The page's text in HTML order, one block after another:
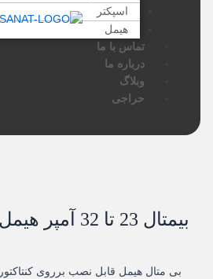
اسپکتر
هیمل
تماس با ما
درباره ما
وبلاگ
حراجی
بیمتال 23 تا 32 آمپر هیمل
بی متال هیمل قابل نصب برروی کنتاکتور 25 تا 38 آمپر